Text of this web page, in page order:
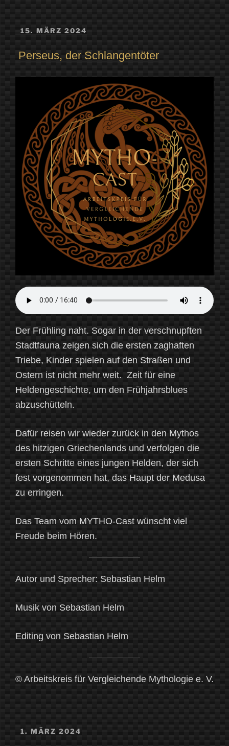
VERÖFFENTLICHT
15. MÄRZ 2024
Perseus, der Schlangentöter
Der Frühling naht. Sogar in der verschnupften
Stadtfauna zeigen sich die ersten zaghaften
Triebe, Kinder spielen auf den Straßen und
Ostern ist nicht mehr weit. Zeit für eine
Heldengeschichte, um den Frühjahrsblues
abzuschütteln.
Dafür reisen wir wieder zurück in den Mythos
des hitzigen Griechenlands und verfolgen die
ersten Schritte eines jungen Helden, der sich
fest vorgenommen hat, das Haupt der Medusa
zu erringen.
Das Team vom MYTHO-Cast wünscht viel
Freude beim Hören.
Autor und Sprecher: Sebastian Helm
Musik von Sebastian Helm
Editing von Sebastian Helm
© Arbeitskreis für Vergleichende Mythologie e. V.
VERÖFFENTLICHT
1. MÄRZ 2024